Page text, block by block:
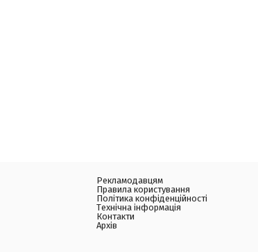
Рекламодавцям
Правила користування
Політика конфіденційності
Технічна інформація
Контакти
Архів